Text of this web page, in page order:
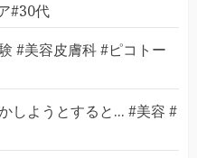
#30代
#美容皮膚科 #ピコトー
しようとすると... #美容 #